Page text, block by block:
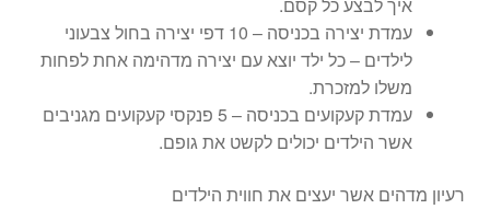
איך לבצע כל קסם.
עמדת יצירה בכניסה – 10 דפי יצירה בחול צבעוני
לילדים – כל ילד יוצא עם יצירה מדהימה אחת לפחות
משלו למזכרת.
עמדת קעקועים בכניסה – 5 פנקסי קעקועים מגניבים
אשר הילדים יכולים לקשט את גופם.
רעיון מדהים אשר יעצים את חווית הילדים